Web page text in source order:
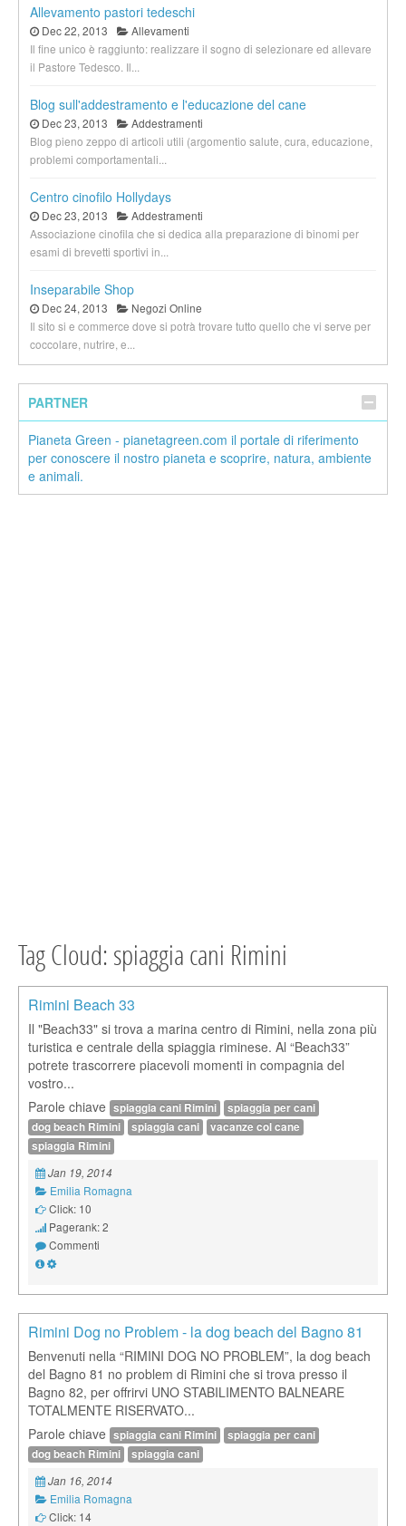
Allevamento pastori tedeschi
Dec 22, 2013
Allevamenti
Il fine unico è raggiunto: realizzare il sogno di selezionare ed allevare
il Pastore Tedesco. Il...
Blog sull'addestramento e l'educazione del cane
Dec 23, 2013
Addestramenti
Blog pieno zeppo di articoli utili (argomentio salute, cura, educazione,
problemi comportamentali...
Centro cinofilo Hollydays
Dec 23, 2013
Addestramenti
Associazione cinofila che si dedica alla preparazione di binomi per
esami di brevetti sportivi in...
Inseparabile Shop
Dec 24, 2013
Negozi Online
Il sito si e commerce dove si potrà trovare tutto quello che vi serve per
coccolare, nutrire, e...
PARTNER
Pianeta Green - pianetagreen.com il portale di riferimento
per conoscere il nostro pianeta e scoprire, natura, ambiente
e animali.
Tag Cloud: spiaggia cani Rimini
Rimini Beach 33
Il "Beach33" si trova a marina centro di Rimini, nella zona più
turistica e centrale della spiaggia riminese. Al “Beach33”
potrete trascorrere piacevoli momenti in compagnia del
vostro...
Parole chiave spiaggia cani Rimini
spiaggia per cani
dog beach Rimini
spiaggia cani
vacanze col cane
spiaggia Rimini
Jan 19, 2014
Emilia Romagna
Click: 10
Pagerank: 2
Commenti
Rimini Dog no Problem - la dog beach del Bagno 81
Benvenuti nella “RIMINI DOG NO PROBLEM”, la dog beach
del Bagno 81 no problem di Rimini che si trova presso il
Bagno 82, per offrirvi UNO STABILIMENTO BALNEARE
TOTALMENTE RISERVATO...
Parole chiave spiaggia cani Rimini
spiaggia per cani
dog beach Rimini
spiaggia cani
Jan 16, 2014
Emilia Romagna
Click: 14